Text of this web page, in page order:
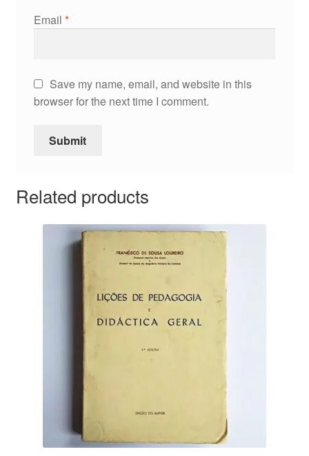
Email *
Save my name, email, and website in this
browser for the next time I comment.
Related products